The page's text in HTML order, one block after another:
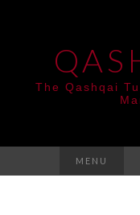
The Qashqai
MENU